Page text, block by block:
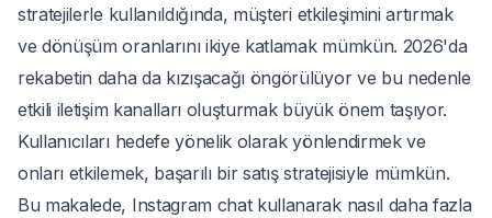
stratejilerle kullanıldığında, müşteri etkileşimini artırmak
ve dönüşüm oranlarını ikiye katlamak mümkün. 2026'da
rekabetin daha da kızışacağı öngörülüyor ve bu nedenle
etkili iletişim kanalları oluşturmak büyük önem taşıyor.
Kullanıcıları hedefe yönelik olarak yönlendirmek ve
onları etkilemek, başarılı bir satış stratejisiyle mümkün.
Bu makalede, Instagram chat kullanarak nasıl daha fazla